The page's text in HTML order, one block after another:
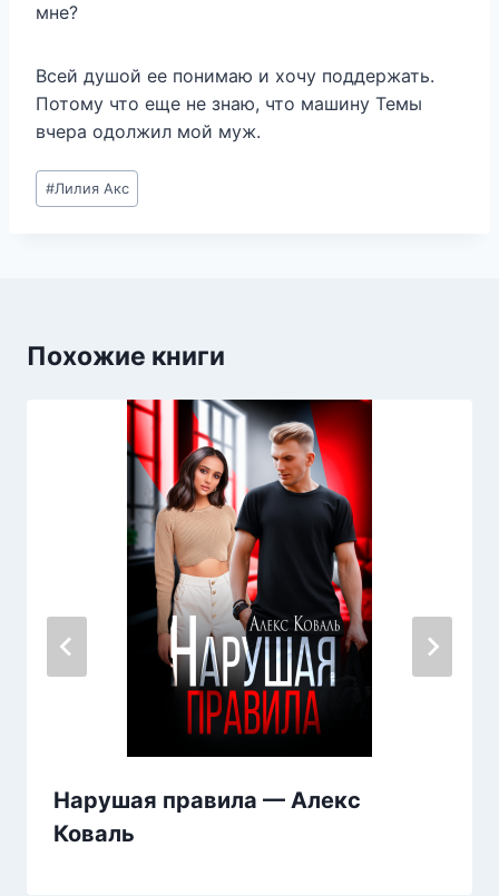
мне?
Всей душой ее понимаю и хочу поддержать.
Потому что еще не знаю, что машину Темы
вчера одолжил мой муж.
Метки
записи:
#Лилия Акс
Похожие книги
Нарушая правила — Алекс
Коваль